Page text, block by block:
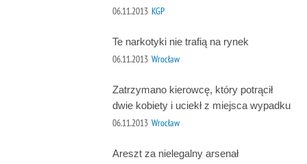
06.11.2013 KGP
Te narkotyki nie trafią na rynek
06.11.2013 Wrocław
Zatrzymano kierowcę, który potrącił
dwie kobiety i uciekł z miejsca wypadku
06.11.2013 Wrocław
Areszt za nielegalny arsenał